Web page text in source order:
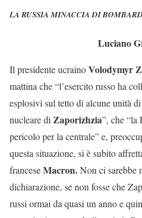
LA RUSSIA MINACCIA DI
Luciano
Il presidente ucrainoVolodymyr
mattina che “l’esercito russo ha
esplosivi sul tetto di alcune unità
nucleare diZaporizhzia”, che “la
pericolo per la centrale” e,
questa situazione, si è subito
franceseMacron.Non ci sarebbe
dichiarazione, se non fosse che
russi ormai da quasi un anno e